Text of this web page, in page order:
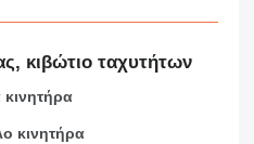
κιβώτιο ταχυτήτων
κινητήρα